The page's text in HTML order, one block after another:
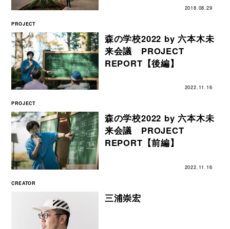
2018.08.29
PROJECT
森の学校2022 by 六本木未
来会議 PROJECT
REPORT【後編】
2022.11.16
PROJECT
森の学校2022 by 六本木未
来会議 PROJECT
REPORT【前編】
2022.11.16
CREATOR
三浦崇宏